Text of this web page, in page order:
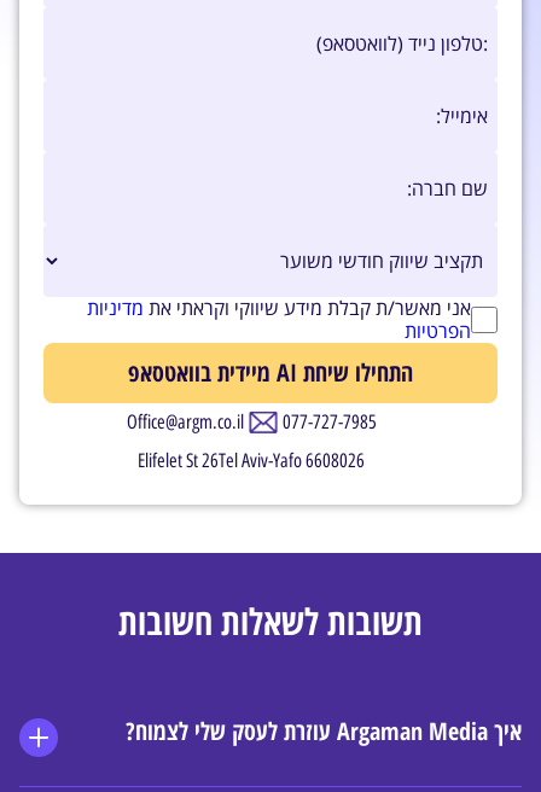
אני מאשר/ת קבלת מידע שיווקי וקראתי את מדיניות
הפרטיות
077-727-7985
Office@argm.co.il
Elifelet St 26Tel Aviv-Yafo 6608026
תשובות לשאלות חשובות
איך Argaman Media עוזרת לעסק שלי לצמוח?